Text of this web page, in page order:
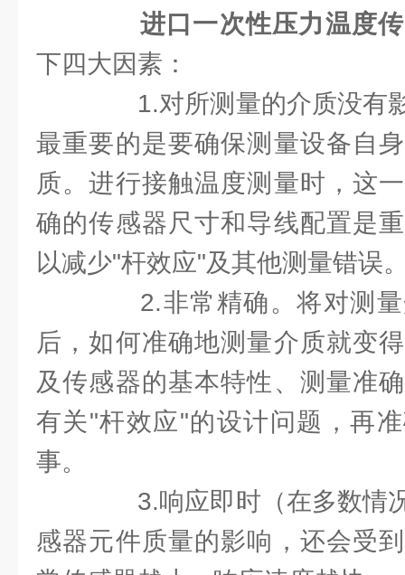
进口一次性压力温度
下四大因素：
1.对所测量的介质没有
最重要的是要确保测量设备自
质。进行接触温度测量时，这
确的传感器尺寸和导线配置是
以减少"杆效应"及其他测量错误
2.非常精确。将对测量
后，如何准确地测量介质就变
及传感器的基本特性、测量准
有关"杆效应"的设计问题，再
事。
3.响应即时（在多数情
感器元件质量的影响，还会受